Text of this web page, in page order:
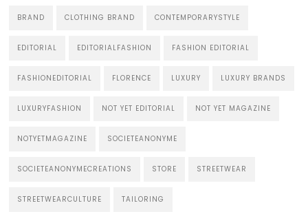
BRAND CLOTHING BRAND CONTEMPORARYSTYLE
EDITORIAL EDITORIALFASHION FASHION EDITORIAL
FASHIONEDITORIAL FLORENCE LUXURY LUXURY BRANDS
LUXURYFASHION NOT YET EDITORIAL NOT YET MAGAZINE
NOTYETMAGAZINE SOCIETEANONYME
SOCIETEANONYMECREATIONS STORE STREETWEAR
STREETWEARCULTURE TAILORING